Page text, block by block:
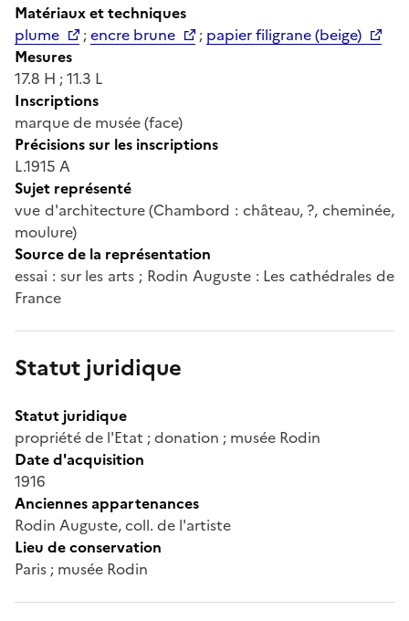
Matériaux et techniques
plume
;encre brune ; papier filigrane (beige)
Mesures
17.8 H ; 11.3 L
Inscriptions
marque de musée (face)
Précisions sur les inscriptions
L.1915 A
Sujet représenté
vue d'architecture (Chambord : château, ?, cheminée,
moulure)
Source de la représentation
essai : sur les arts ; Rodin Auguste : Les cathédrales de
France
Statut juridique
Statut juridique
propriété de l'Etat ; donation ; musée Rodin
Date d'acquisition
1916
Anciennes appartenances
Rodin Auguste, coll. de l'artiste
Lieu de conservation
Paris ; musée Rodin